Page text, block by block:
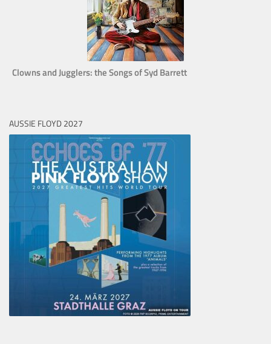
Clowns and Jugglers: the Songs of Syd Barrett
AUSSIE FLOYD 2027